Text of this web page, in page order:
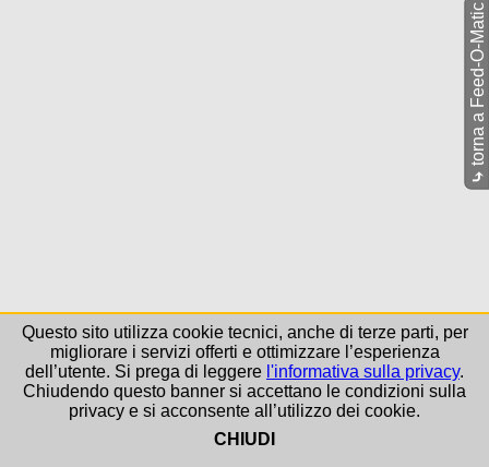
⤷
torna a Feed-O-Matic
Questo sito utilizza cookie tecnici, anche di terze parti, per
migliorare i servizi offerti e ottimizzare l’esperienza
dell’utente. Si prega di leggere l'informativa sulla privacy.
Chiudendo questo banner si accettano le condizioni sulla
privacy e si acconsente all’utilizzo dei cookie.
CHIUDI